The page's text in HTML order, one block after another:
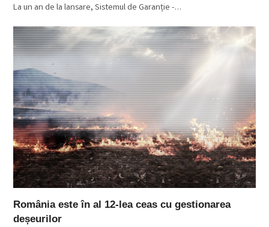
La un an de la lansare, Sistemul de Garanție -…
România este în al 12-lea ceas cu gestionarea
deșeurilor